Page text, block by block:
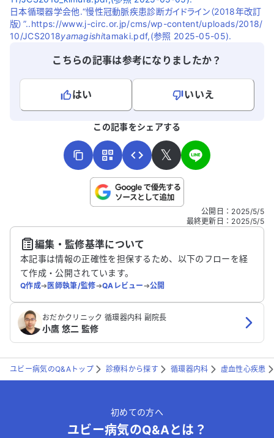
日本循環器学会他.“慢性冠動脈疾患診断ガイドライン（2018年改訂
版）”..https://www.j-circ.or.jp/cms/wp-content/uploads/2018/
10/JCS2018yamagishitamaki.pdf,(参照 2025-05-05).
こちらの記事は参考になりましたか？
はい
いいえ
こちらは送信専用のフォームです。氏名やご自身の病気の詳細な
送信する
この記事をシェアする
𝕏
公開日 ： 2025/5/5
最終更新日 ： 2025/5/5
編集・監修基準について
本記事は情報の正確性を担保するため、以下のフローを経
て作成・公開されています。
Q作成➔医師執筆/監修➔QAレビュー➔公開
おだかクリニック 循環器内科 副院長
小鷹 悠二 監修
ユビー病気のQ&Aトップ 診療科から探す 循環器内科 虚血性心疾患
初めての方へ
ユビー病気のQ&Aとは？